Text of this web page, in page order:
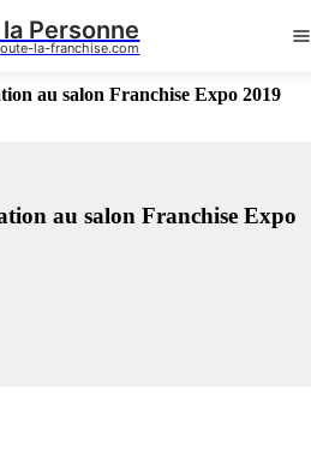
Personne
la-franchise.com
au salon Franchise Expo 2019
au salon Franchise Expo